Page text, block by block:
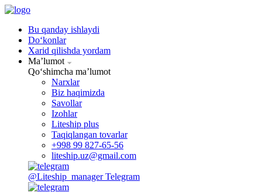
Bu qanday ishlaydi
Doʻkonlar
Xarid qilishda yordam
Maʼlumot
Qoʻshimcha maʼlumot
Narxlar
Biz haqimizda
Savollar
Izohlar
Liteship plus
Taqiqlangan tovarlar
+998 99 827-65-56
liteship.uz@gmail.com
@Liteship_manager Telegram